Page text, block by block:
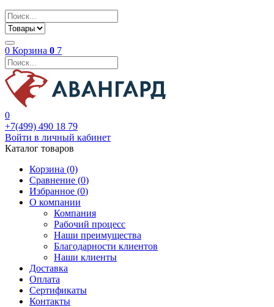
0 Корзина 0 7
0
+7(499) 490 18 79
Войти в личный кабинет
Каталог товаров
Корзина (0)
Сравнение (0)
Избранное (0)
О компании
Компания
Рабочий процесс
Наши преимущества
Благодарности клиентов
Наши клиенты
Доставка
Оплата
Сертификаты
Контакты